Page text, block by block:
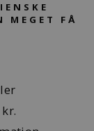
MEGET FÅ